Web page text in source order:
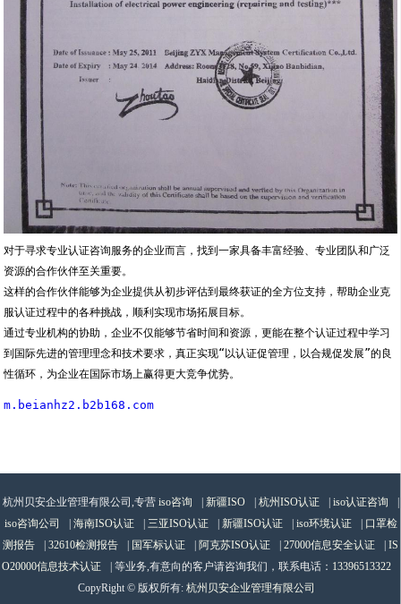
对于寻求专业认证咨询服务的企业而言，找到一家具备丰富经验、专业团队和广泛
资源的合作伙伴至关重要。
这样的合作伙伴能够为企业提供从初步评估到最终获证的全方位支持，帮助企业克
服认证过程中的各种挑战，顺利实现市场拓展目标。
通过专业机构的协助，企业不仅能够节省时间和资源，更能在整个认证过程中学习
到国际先进的管理理念和技术要求，真正实现“以认证促管理，以合规促发展”的良
性循环，为企业在国际市场上赢得更大竞争优势。
m.beianhz2.b2b168.com
杭州贝安企业管理有限公司,专营 iso咨询 新疆ISO 杭州ISO认证 iso认证咨询
iso咨询公司
海南ISO认证 三亚ISO认证 新疆ISO认证 iso环境认证
口罩检
测报告
32610检测报告 国军标认证 阿克苏ISO认证 27000信息安全认证
IS
O20000信息技术认证
| 等业务,有意向的客户请咨询我们，联系电话： 13396513322
CopyRight © 版权所有: 杭州贝安企业管理有限公司